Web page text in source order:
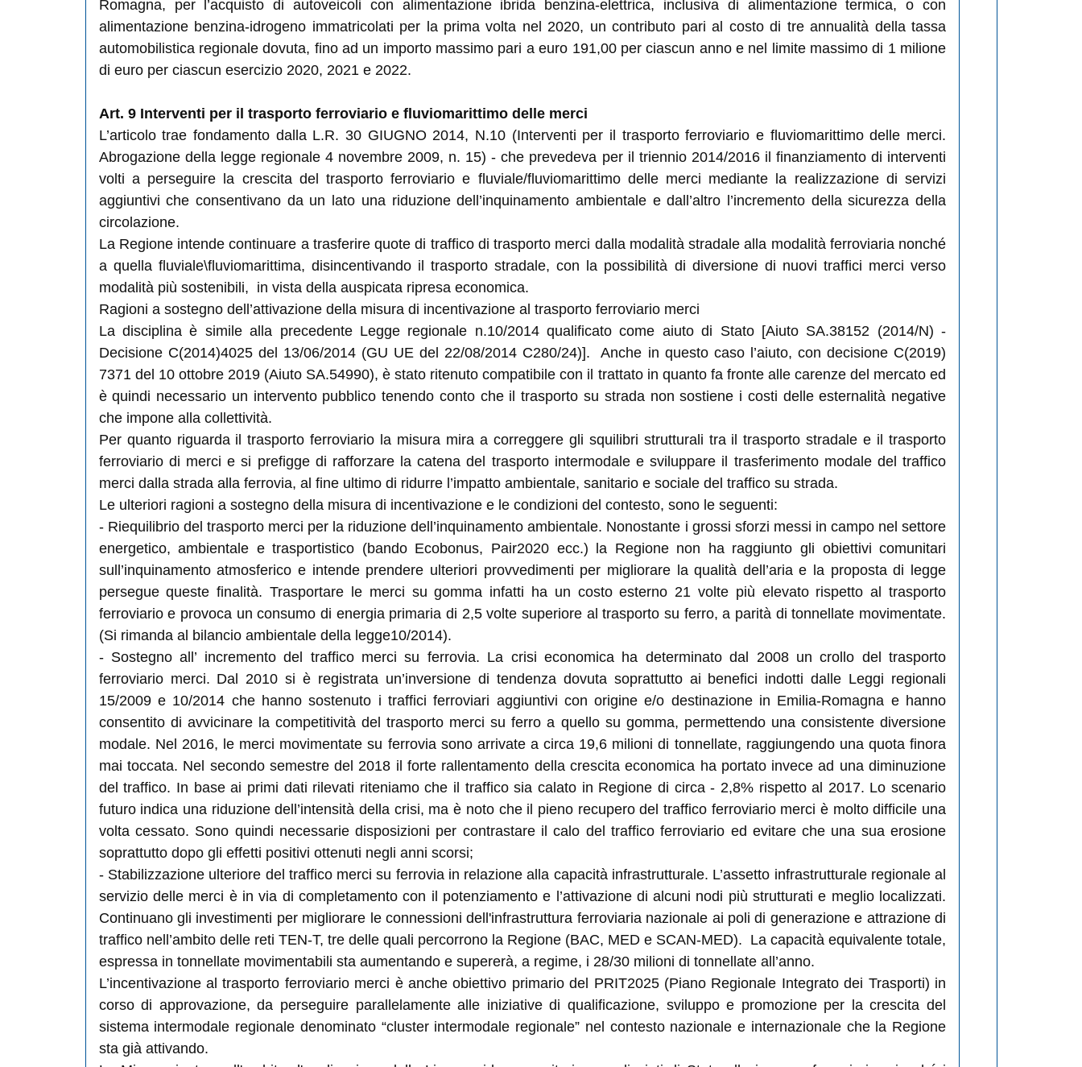
Romagna, per l’acquisto di autoveicoli con alimentazione ibrida benzina-elettrica, inclusiva di alimentazione termica, o con
alimentazione benzina-idrogeno immatricolati per la prima volta nel 2020, un contributo pari al costo di tre annualità della tassa
automobilistica regionale dovuta, fino ad un importo massimo pari a euro 191,00 per ciascun anno e nel limite massimo di 1 milione
di euro per ciascun esercizio 2020, 2021 e 2022.
Art. 9 Interventi per il trasporto ferroviario e fluviomarittimo delle merci
L’articolo trae fondamento dalla L.R. 30 GIUGNO 2014, N.10 (Interventi per il trasporto ferroviario e fluviomarittimo delle merci.
Abrogazione della legge regionale 4 novembre 2009, n. 15) - che prevedeva per il triennio 2014/2016 il finanziamento di interventi
volti a perseguire la crescita del trasporto ferroviario e fluviale/fluviomarittimo delle merci mediante la realizzazione di servizi
aggiuntivi che consentivano da un lato una riduzione dell’inquinamento ambientale e dall’altro l’incremento della sicurezza della
circolazione.
La Regione intende continuare a trasferire quote di traffico di trasporto merci dalla modalità stradale alla modalità ferroviaria nonché
a quella fluviale\fluviomarittima, disincentivando il trasporto stradale, con la possibilità di diversione di nuovi traffici merci verso
modalità più sostenibili, in vista della auspicata ripresa economica.
Ragioni a sostegno dell’attivazione della misura di incentivazione al trasporto ferroviario merci
La disciplina è simile alla precedente Legge regionale n.10/2014 qualificato come aiuto di Stato [Aiuto SA.38152 (2014/N) -
Decisione C(2014)4025 del 13/06/2014 (GU UE del 22/08/2014 C280/24)]. Anche in questo caso l’aiuto, con decisione C(2019)
7371 del 10 ottobre 2019 (Aiuto SA.54990), è stato ritenuto compatibile con il trattato in quanto fa fronte alle carenze del mercato ed
è quindi necessario un intervento pubblico tenendo conto che il trasporto su strada non sostiene i costi delle esternalità negative
che impone alla collettività.
Per quanto riguarda il trasporto ferroviario la misura mira a correggere gli squilibri strutturali tra il trasporto stradale e il trasporto
ferroviario di merci e si prefigge di rafforzare la catena del trasporto intermodale e sviluppare il trasferimento modale del traffico
merci dalla strada alla ferrovia, al fine ultimo di ridurre l’impatto ambientale, sanitario e sociale del traffico su strada.
Le ulteriori ragioni a sostegno della misura di incentivazione e le condizioni del contesto, sono le seguenti:
- Riequilibrio del trasporto merci per la riduzione dell’inquinamento ambientale. Nonostante i grossi sforzi messi in campo nel settore
energetico, ambientale e trasportistico (bando Ecobonus, Pair2020 ecc.) la Regione non ha raggiunto gli obiettivi comunitari
sull’inquinamento atmosferico e intende prendere ulteriori provvedimenti per migliorare la qualità dell’aria e la proposta di legge
persegue queste finalità. Trasportare le merci su gomma infatti ha un costo esterno 21 volte più elevato rispetto al trasporto
ferroviario e provoca un consumo di energia primaria di 2,5 volte superiore al trasporto su ferro, a parità di tonnellate movimentate.
(Si rimanda al bilancio ambientale della legge10/2014).
- Sostegno all’ incremento del traffico merci su ferrovia. La crisi economica ha determinato dal 2008 un crollo del trasporto
ferroviario merci. Dal 2010 si è registrata un’inversione di tendenza dovuta soprattutto ai benefici indotti dalle Leggi regionali
15/2009 e 10/2014 che hanno sostenuto i traffici ferroviari aggiuntivi con origine e/o destinazione in Emilia-Romagna e hanno
consentito di avvicinare la competitività del trasporto merci su ferro a quello su gomma, permettendo una consistente diversione
modale. Nel 2016, le merci movimentate su ferrovia sono arrivate a circa 19,6 milioni di tonnellate, raggiungendo una quota finora
mai toccata. Nel secondo semestre del 2018 il forte rallentamento della crescita economica ha portato invece ad una diminuzione
del traffico. In base ai primi dati rilevati riteniamo che il traffico sia calato in Regione di circa - 2,8% rispetto al 2017. Lo scenario
futuro indica una riduzione dell’intensità della crisi, ma è noto che il pieno recupero del traffico ferroviario merci è molto difficile una
volta cessato. Sono quindi necessarie disposizioni per contrastare il calo del traffico ferroviario ed evitare che una sua erosione
soprattutto dopo gli effetti positivi ottenuti negli anni scorsi;
- Stabilizzazione ulteriore del traffico merci su ferrovia in relazione alla capacità infrastrutturale. L’assetto infrastrutturale regionale al
servizio delle merci è in via di completamento con il potenziamento e l’attivazione di alcuni nodi più strutturati e meglio localizzati.
Continuano gli investimenti per migliorare le connessioni dell'infrastruttura ferroviaria nazionale ai poli di generazione e attrazione di
traffico nell’ambito delle reti TEN-T, tre delle quali percorrono la Regione (BAC, MED e SCAN-MED). La capacità equivalente totale,
espressa in tonnellate movimentabili sta aumentando e supererà, a regime, i 28/30 milioni di tonnellate all’anno.
L’incentivazione al trasporto ferroviario merci è anche obiettivo primario del PRIT2025 (Piano Regionale Integrato dei Trasporti) in
corso di approvazione, da perseguire parallelamente alle iniziative di qualificazione, sviluppo e promozione per la crescita del
sistema intermodale regionale denominato “cluster intermodale regionale” nel contesto nazionale e internazionale che la Regione
sta già attivando.